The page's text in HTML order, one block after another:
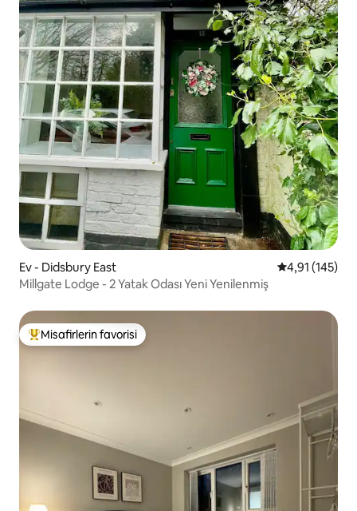
Ev - Didsbury East 5 üzerinden
4,91 (145)
Millgate Lodge - 2 Yatak Odası Yeni Yenilenmiş
Misafirlerin favorilerinden en beğenilenler arasında
Misafirlerin favorisi